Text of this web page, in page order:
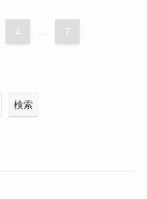
4 ... 7
検索